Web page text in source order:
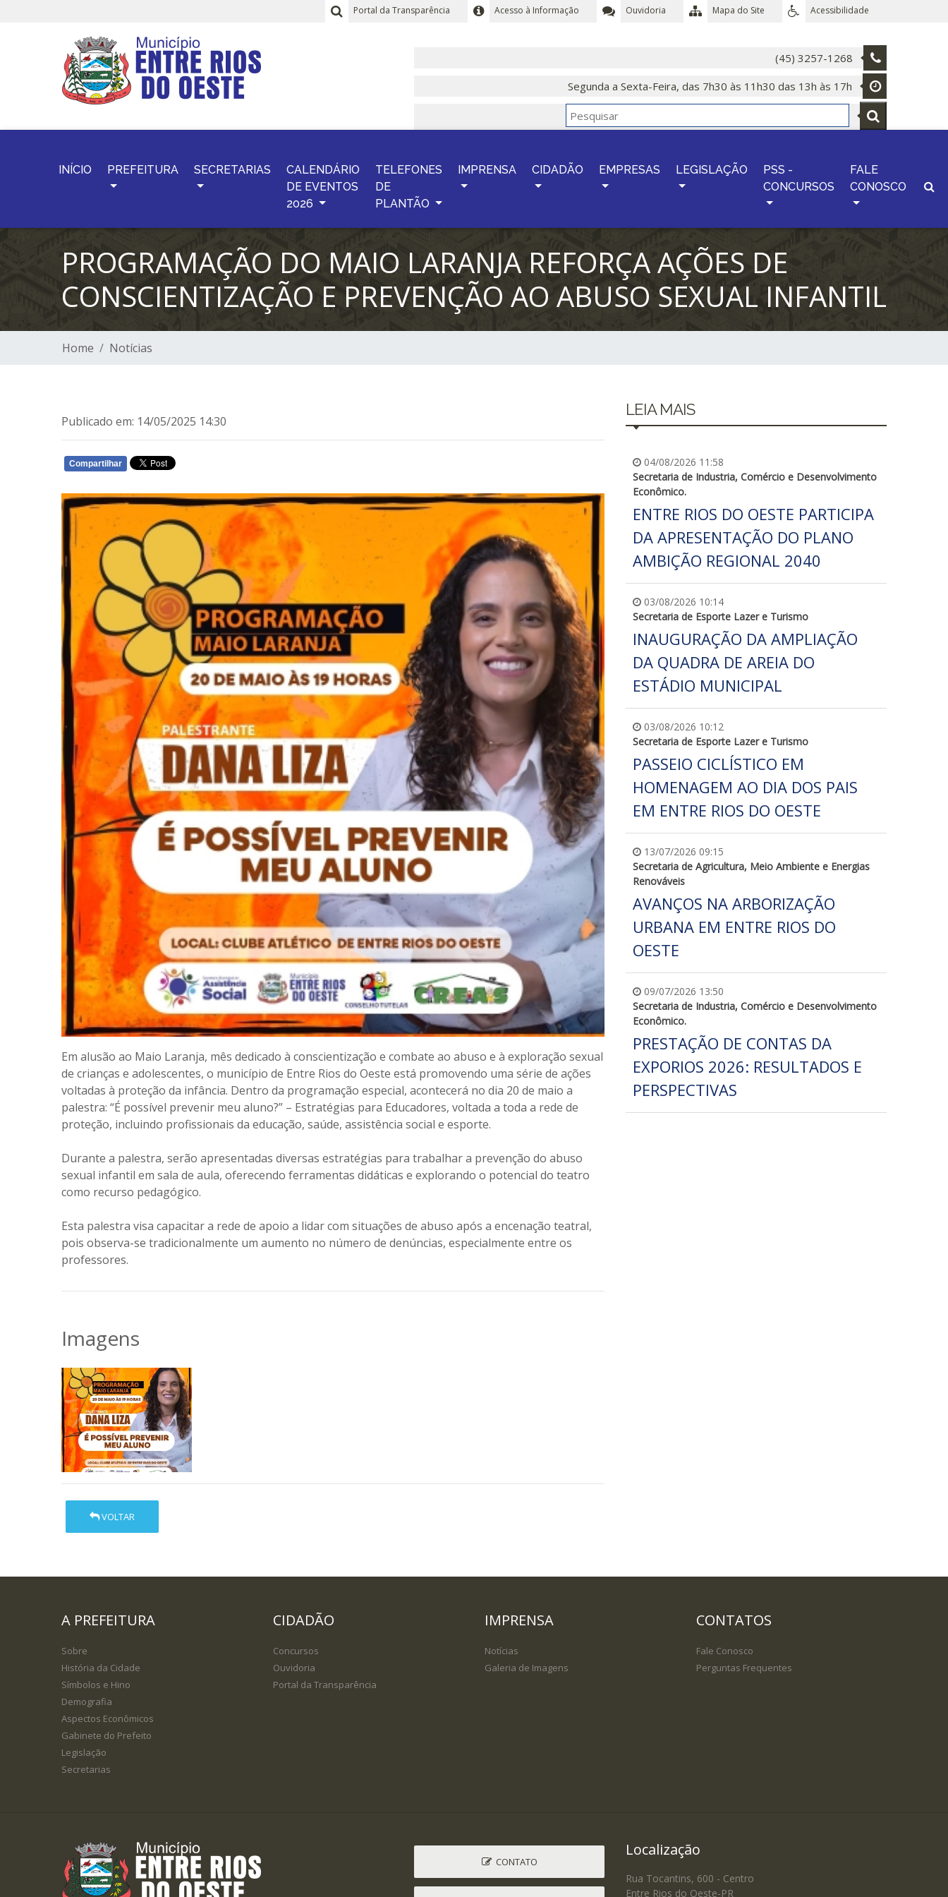
Acessibilidade
Mapa do Site
Ouvidoria
Acesso à Informação
Portal da Transparência
(45) 3257-1268
Segunda a Sexta-Feira, das 7h30 às 11h30 das 13h às 17h
INÍCIO PREFEITURA SECRETARIAS
CALENDÁRIO
DE EVENTOS
2026
TELEFONES
DE
PLANTÃO
IMPRENSA CIDADÃO EMPRESAS LEGISLAÇÃO
PSS -
CONCURSOS
FALE
CONOSCO
PROGRAMAÇÃO DO MAIO LARANJA REFORÇA AÇÕES DE
CONSCIENTIZAÇÃO E PREVENÇÃO AO ABUSO SEXUAL INFANTIL
Home Notícias
Publicado em: 14/05/2025 14:30
Compartilhar
Em alusão ao Maio Laranja, mês dedicado à conscientização e combate ao abuso e à exploração sexual
de crianças e adolescentes, o município de Entre Rios do Oeste está promovendo uma série de ações
voltadas à proteção da infância. Dentro da programação especial, acontecerá no dia 20 de maio a
palestra: “É possível prevenir meu aluno?” – Estratégias para Educadores, voltada a toda a rede de
proteção, incluindo profissionais da educação, saúde, assistência social e esporte.
Durante a palestra, serão apresentadas diversas estratégias para trabalhar a prevenção do abuso
sexual infantil em sala de aula, oferecendo ferramentas didáticas e explorando o potencial do teatro
como recurso pedagógico.
Esta palestra visa capacitar a rede de apoio a lidar com situações de abuso após a encenação teatral,
pois observa-se tradicionalmente um aumento no número de denúncias, especialmente entre os
professores.
Imagens
VOLTAR
LEIA MAIS
04/08/2026 11:58
Secretaria de Industria, Comércio e Desenvolvimento
Econômico.
ENTRE RIOS DO OESTE PARTICIPA
DA APRESENTAÇÃO DO PLANO
AMBIÇÃO REGIONAL 2040
03/08/2026 10:14
Secretaria de Esporte Lazer e Turismo
INAUGURAÇÃO DA AMPLIAÇÃO
DA QUADRA DE AREIA DO
ESTÁDIO MUNICIPAL
03/08/2026 10:12
Secretaria de Esporte Lazer e Turismo
PASSEIO CICLÍSTICO EM
HOMENAGEM AO DIA DOS PAIS
EM ENTRE RIOS DO OESTE
13/07/2026 09:15
Secretaria de Agricultura, Meio Ambiente e Energias
Renováveis
AVANÇOS NA ARBORIZAÇÃO
URBANA EM ENTRE RIOS DO
OESTE
09/07/2026 13:50
Secretaria de Industria, Comércio e Desenvolvimento
Econômico.
PRESTAÇÃO DE CONTAS DA
EXPORIOS 2026: RESULTADOS E
PERSPECTIVAS
A PREFEITURA
Sobre
História da Cidade
Símbolos e Hino
Demografia
Aspectos Econômicos
Gabinete do Prefeito
Legislação
Secretarias
CIDADÃO
Concursos
Ouvidoria
Portal da Transparência
IMPRENSA
Notícias
Galeria de Imagens
CONTATOS
Fale Conosco
Perguntas Frequentes
CONTATO
Localização
Rua Tocantins, 600 - Centro
Entre Rios do Oeste-PR